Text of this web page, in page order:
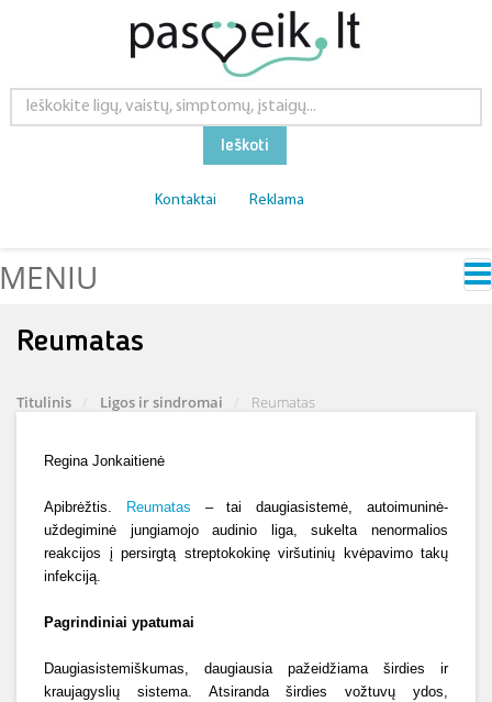
Ieškoti
Kontaktai Reklama
MENIU
Reumatas
Titulinis Ligos ir sindromai Reumatas
Regina Jonkaitienė
Apibrėžtis. Reumatas – tai daugiasistemė, autoimuninė-
uždegiminė jungiamojo audinio liga, sukelta nenormalios
reakcijos į persirgtą streptokokinę viršutinių kvėpavimo takų
infekciją.
Pagrindiniai ypatumai
Daugiasistemiškumas, daugiausia pažeidžiama širdies ir
kraujagyslių sistema. Atsiranda širdies vožtuvų ydos,